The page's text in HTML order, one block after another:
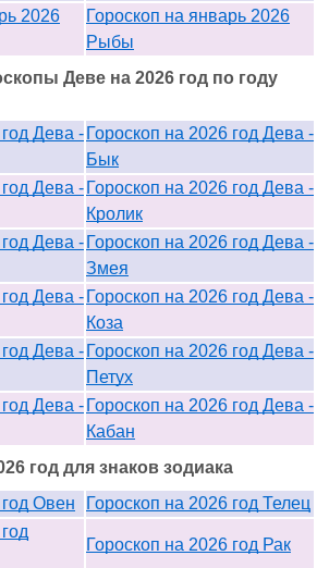
2026
Гороскоп на январь 2026
Рыбы
Деве на 2026 год по году
Дева - Гороскоп на 2026 год Дева -
Бык
Дева - Гороскоп на 2026 год Дева -
Кролик
Дева - Гороскоп на 2026 год Дева -
Змея
Дева - Гороскоп на 2026 год Дева -
Коза
Дева - Гороскоп на 2026 год Дева -
Петух
Дева - Гороскоп на 2026 год Дева -
Кабан
год для знаков зодиака
Овен
Гороскоп на 2026 год Телец
Гороскоп на 2026 год Рак